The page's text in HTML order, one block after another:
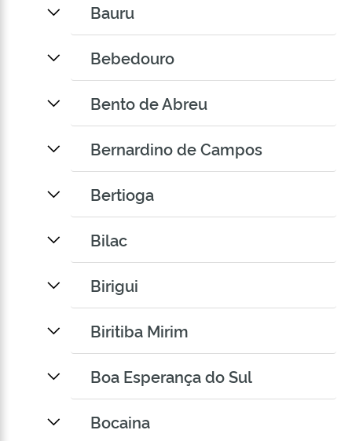
Bauru
Bebedouro
Bento de Abreu
Bernardino de Campos
Bertioga
Bilac
Birigui
Biritiba Mirim
Boa Esperança do Sul
Bocaina